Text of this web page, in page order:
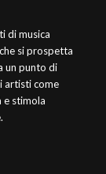
di musica
si prospetta
un punto di
artisti come
e stimola